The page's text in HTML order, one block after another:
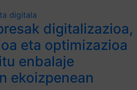
digitala
digitalizazioa,
eta optimizazioa
enbalaje
ekoizpenean